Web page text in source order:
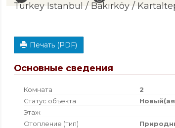
Turkey Istanbul / Bakırköy /
Печать (PDF)
Основные сведения
Комната 2
Статус объекта
Этаж
Отопление (тип)